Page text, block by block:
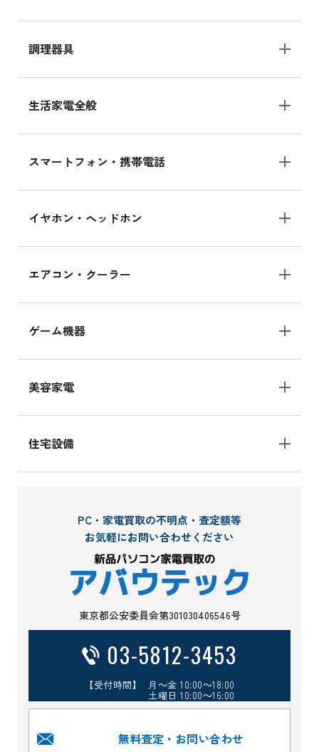
調理器具
生活家電全般
スマートフォン・携帯電話
イヤホン・ヘッドホン
エアコン・クーラー
ゲーム機器
美容家電
住宅設備
PC・家電買取の不明点・査定額等
お気軽にお問い合わせください
東京都公安委員会第301030406546号
03-5812-3453
【受付時間】 月～金 10:00～18:00
土曜日 10:00～16:00
無料査定・お問い合わせ